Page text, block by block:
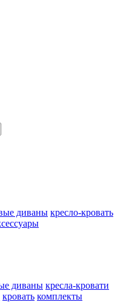
диваны кресло-кровать
диваны кресла-кровати
кровать комплекты